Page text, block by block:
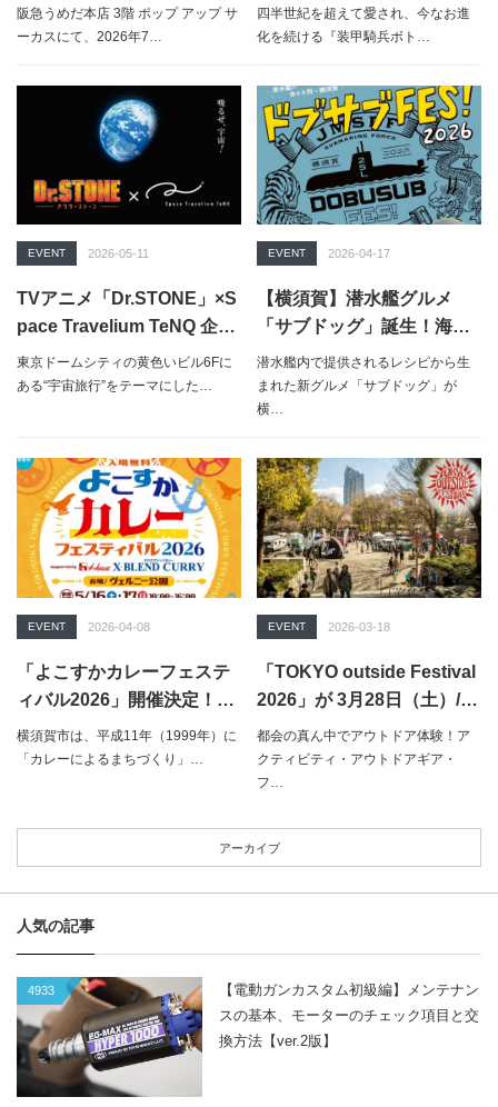
ト作品や限定ソフビが集結
する展覧会を7月1日（水）
店】
阪急うめだ本店 3階 ポップ アップ サ
ーカスにて、2026年7…
(金)〜モデラー達の祭典が今
年も開催決定！
四半世紀を超えて愛され、今なお進
化を続ける『装甲騎兵ボト…
EVENT 2026-05-11
TVアニメ「Dr.STONE」×S
pace Travelium TeNQ 企画
展『ROAD TO THE MOO
N』開催決定！千空たちと
東京ドームシティの黄色いビル6Fに
ある“宇宙旅行”をテーマにした…
EVENT 2026-04-17
【横須賀】潜水艦グルメ
「サブドッグ」誕生！海自
第2潜水隊群×商店街18店舗
参加イベント― 潜水艦文化
を活かした新たな観光コン
潜水艦内で提供されるレシピから生
まれた新グルメ「サブドッグ」が
横…
EVENT 2026-04-08
「よこすかカレーフェステ
ィバル2026」開催決定！個
性豊かなカレーが一堂に集
結する2日間の食の祭典
横須賀市は、平成11年（1999年）に
「カレーによるまちづくり」…
EVENT 2026-03-18
「TOKYO outside Festival
2026」が 3月28日（土）/ 2
9日（日）に開催決定！
都会の真ん中でアウトドア体験！ア
クティビティ・アウトドアギア・
フ…
アーカイブ
人気の記事
4933
【電動ガンカスタム初級編】メンテナン
スの基本、モーターのチェック項目と交
換方法【ver.2版】